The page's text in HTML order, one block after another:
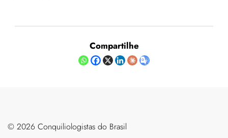
Compartilhe
©️ 2026 Conquiliologistas do Brasil